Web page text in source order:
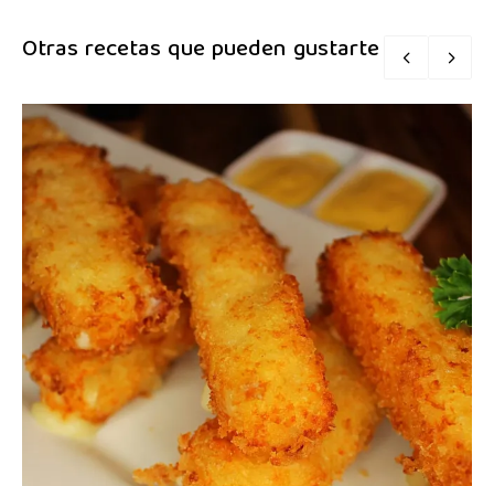
Otras recetas que pueden gustarte